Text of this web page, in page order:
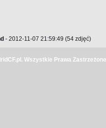
- 2012-11-07 21:59:49 (54 zdjęć)
Wszystkie Prawa